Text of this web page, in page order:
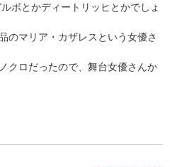
ボとかディートリッヒとかでしょ
のマリア・カザレスという女優さ
クロだったので、舞台女優さんか